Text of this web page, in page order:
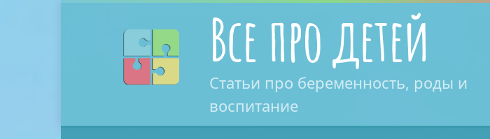
Все про детей
Статьи про беременность, роды и
воспитание